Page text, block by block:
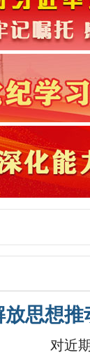
放思想
对近